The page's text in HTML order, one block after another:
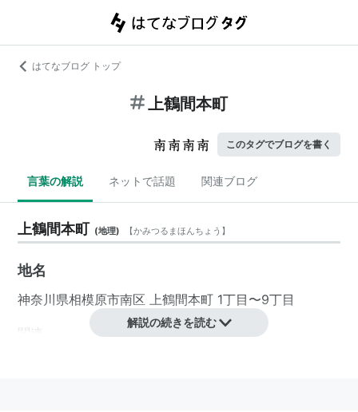
はてなブログ トップ
上鶴間本町
このタグでブログを書く
言葉の解説 ネットで話題 関連ブログ
上鶴間本町 (地理) 【かみつるまほんちょう 】
地名
神奈川県相模原市南区 上鶴間本町 1丁目〜9丁目
関連
解説の続きを読む